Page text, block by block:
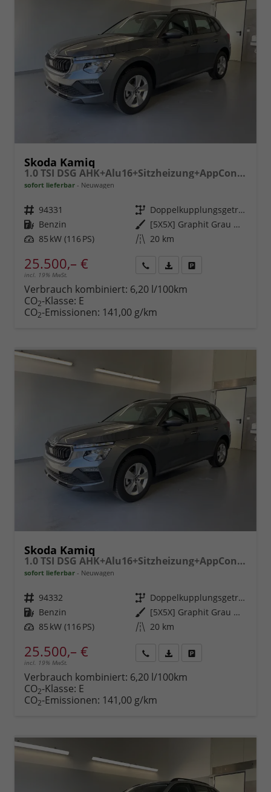
Skoda Kamiq
1.0 TSI DSG AHK+Alu16+Sitzheizung+AppConnect+GV5+LED+Nebel+Klima
sofort lieferbar Neuwagen
Fahrzeugnr. 94331 Getriebe
Doppelkupplungsgetriebe (DSG)
Kraftstoff Benzin Außenfarbe
[5X5X] Graphit Grau Metallic
Leistung 85 kW (116 PS) Kilometerstand 20 km
25.500,– €
incl. 19% MwSt.
anfordern
Datei,
Verbrauch kombiniert: 6,20 l/100km
CO2-Klasse: E
CO2-Emissionen: 141,00 g/km
Skoda Kamiq
1.0 TSI DSG AHK+Alu16+Sitzheizung+AppConnect+GV5+LED+Nebel+Klima
sofort lieferbar Neuwagen
Fahrzeugnr. 94332 Getriebe
Doppelkupplungsgetriebe (DSG)
Kraftstoff Benzin Außenfarbe
[5X5X] Graphit Grau Metallic
Leistung 85 kW (116 PS) Kilometerstand 20 km
25.500,– €
incl. 19% MwSt.
anfordern
Datei,
Verbrauch kombiniert: 6,20 l/100km
CO2-Klasse: E
CO2-Emissionen: 141,00 g/km